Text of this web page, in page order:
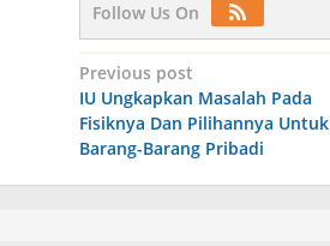
Follow Us On
Post
navigation
Previous post
IU Ungkapkan Masalah Pada
Fisiknya Dan Pilihannya Untuk
Barang-Barang Pribadi